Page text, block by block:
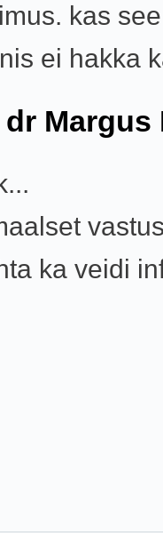
kas
ei hakka
dr Margus
ka veidi